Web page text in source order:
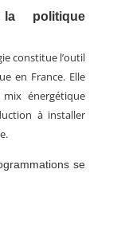
politique
constitue l’outil
en France. Elle
énergétique
à installer
se